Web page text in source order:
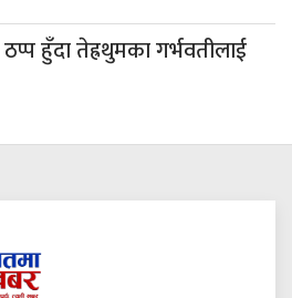
ठप्प हुँदा तेह्रथुमका गर्भवतीलाई